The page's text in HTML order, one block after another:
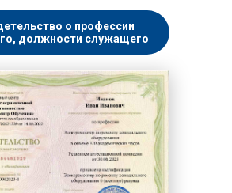
о профессии
должности служащего